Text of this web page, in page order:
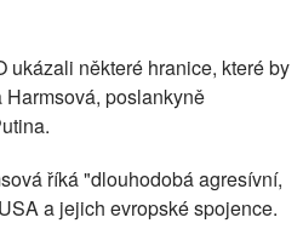
ukázali některé hranice, které by
poslankyně
říká "dlouhodobá agresívní,
a jejich evropské spojence.